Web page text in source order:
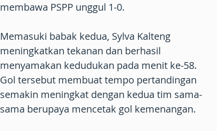
membawa PSPP unggul 1-0.
Memasuki babak kedua, Sylva Kalteng
meningkatkan tekanan dan berhasil
menyamakan kedudukan pada menit ke-58.
Gol tersebut membuat tempo pertandingan
semakin meningkat dengan kedua tim sama-
sama berupaya mencetak gol kemenangan.